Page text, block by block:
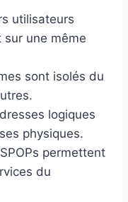
utilisateurs
une même
sont isolés du
logiques
physiques.
permettent
du